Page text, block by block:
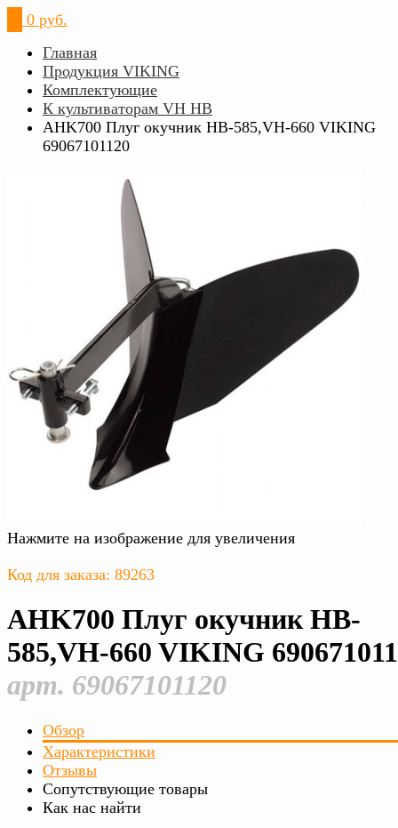
0 руб.
Главная
Продукция VIKING
Комплектующие
К культиваторам VH HB
AHK700 Плуг окучник HB-585,VH-660 VIKING
69067101120
Нажмите на изображение для увеличения
Код для заказа: 89263
AHK700 Плуг окучник HB-
585,VH-660 VIKING
арт. 69067101120
Обзор
Характеристики
Отзывы
Сопутствующие товары
Как нас найти